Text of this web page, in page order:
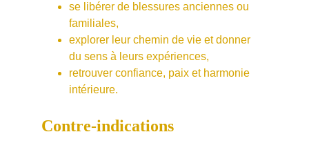
se libérer de blessures anciennes ou
familiales,
explorer leur chemin de vie et donner
du sens à leurs expériences,
retrouver confiance, paix et harmonie
intérieure.
Contre-indications